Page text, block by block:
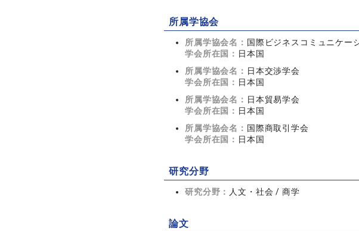
所属学協会
所属学協会名： 国際ビジネスコミュニケー
学会所在国： 日本国
所属学協会名： 日本交渉学会
学会所在国： 日本国
所属学協会名： 日本貿易学会
学会所在国： 日本国
所属学協会名： 国際商取引学会
学会所在国： 日本国
研究分野
研究分野： 人文・社会 / 商学
論文